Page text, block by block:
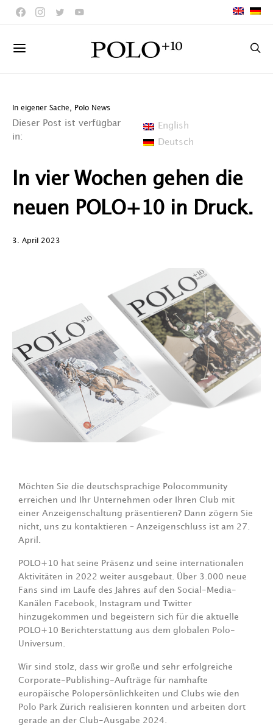
In eigener Sache Polo News
Dieser Post ist verfügbar
in:
English
Deutsch
In vier Wochen gehen die
neuen POLO+10 in Druck.
3. April 2023
Möchten Sie die deutschsprachige Polocommunity
erreichen und Ihr Unternehmen oder Ihren Club mit
einer Anzeigenschaltung präsentieren? Dann zögern Sie
nicht, uns zu kontaktieren – Anzeigenschluss ist am 27.
April.
POLO+10 hat seine Präsenz und seine internationalen
Aktivitäten in 2022 weiter ausgebaut. Über 3.000 neue
Fans sind im Laufe des Jahres auf den Social-Media-
Kanälen Facebook, Instagram und Twitter
hinzugekommen und begeistern sich für die aktuelle
POLO+10 Berichterstattung aus dem globalen Polo-
Universum.
Wir sind stolz, dass wir große und sehr erfolgreiche
Corporate-Publishing-Aufträge für namhafte
europäische Polopersönlichkeiten und Clubs wie den
Polo Park Zürich realisieren konnten und arbeiten dort
gerade an der Club-Ausgabe 2024.